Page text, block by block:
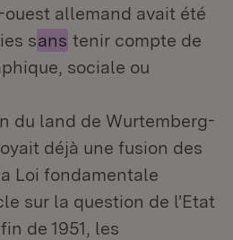
allemand avait été
sans tenir compte de
sociale ou
du land de Wurtemberg-
déjà une fusion des
Loi fondamentale
sur la question de l'Etat
de 1951, les